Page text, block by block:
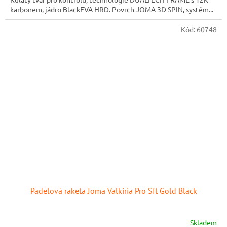
karbonem, jádro BlackEVA HRD. Povrch JOMA 3D SPIN, systém...
Padelová raketa Joma Valkiria Pro Sft Gold Black
Skladem
Kód: 60748